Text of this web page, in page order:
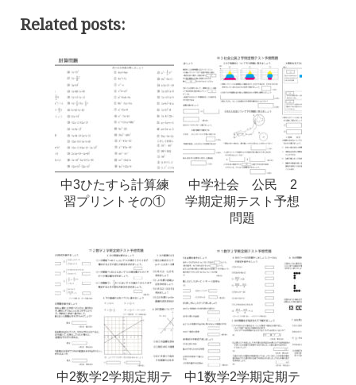
Related posts:
中3ひたすら計算練
習プリントその①
中学社会 公民 2
学期定期テスト予想
問題
中2数学2学期定期テ 中1数学2学期定期テ